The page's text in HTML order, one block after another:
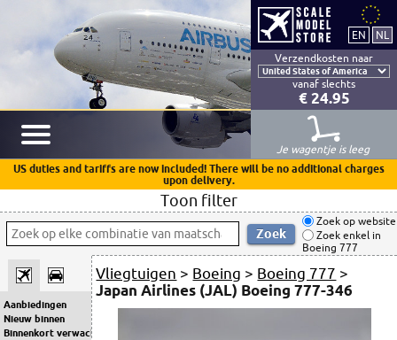
Verzendkosten naar
vanaf slechts
€ 24.95
Je wagentje is leeg
US duties and tariffs are now included! There will be no additional charges
upon delivery.
Toon filter
Zoek op website
Zoek enkel in
Boeing 777
Aanbiedingen
Nieuw binnen
Binnenkort verwacht
Vliegtuigen > Boeing > Boeing 777 >
Japan Airlines (JAL) Boeing 777-346